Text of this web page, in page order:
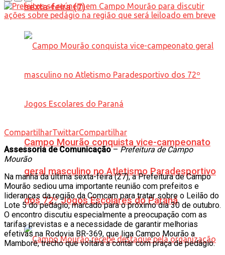
sexta-feira (7)
Campo Mourão conquista vice-campeonato
geral masculino no Atletismo Paradesportivo
dos 72º Jogos Escolares do Paraná
CompartilharTwittarCompartilhar
Assessoria de Comunicação–Prefeitura de Campo
Mourão
Na manhã da última sexta-feira (27), a Prefeitura de Campo
Mourão sediou uma importante reunião com prefeitos e
lideranças da região da Comcam para tratar sobre o Leilão do
Lote 5 do pedágio, marcado para o próximo dia 30 de outubro.
O encontro discutiu especialmente a preocupação com as
tarifas previstas e a necessidade de garantir melhorias
efetivas na Rodovia BR-369, que liga Campo Mourão a
Mamborê, trecho que voltará a contar com praça de pedágio.